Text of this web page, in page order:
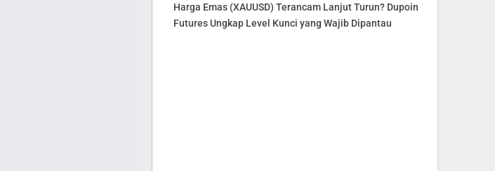
Harga Emas (XAUUSD) Terancam Lanjut Turun? Dupoin
Futures Ungkap Level Kunci yang Wajib Dipantau